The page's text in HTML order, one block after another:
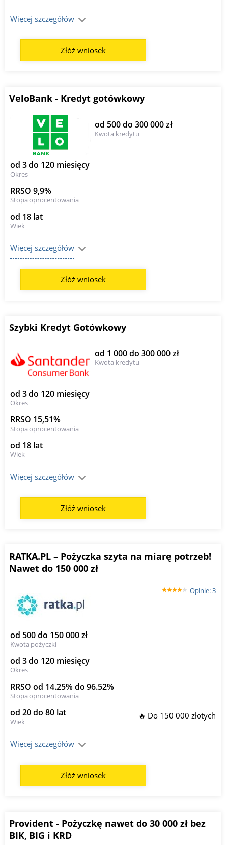
Więcej szczegółów
Złóż wniosek
VeloBank - Kredyt gotówkowy
od 500 do 300 000 zł
Kwota kredytu
od 3 do 120 miesięcy
Okres
RRSO 9,9%
Stopa oprocentowania
od 18 lat
Wiek
Więcej szczegółów
Złóż wniosek
Szybki Kredyt Gotówkowy
od 1 000 do 300 000 zł
Kwota kredytu
od 3 do 120 miesięcy
Okres
RRSO 15,51%
Stopa oprocentowania
od 18 lat
Wiek
Więcej szczegółów
Złóż wniosek
RATKA.PL – Pożyczka szyta na miarę potrzeb!
Nawet do 150 000 zł
Opinie: 3
od 500 do 150 000 zł
Kwota pożyczki
od 3 do 120 miesięcy
Okres
RRSO od 14.25% do 96.52%
Stopa oprocentowania
od 20 do 80 lat
Wiek
🔥 Do 150 000 złotych
Więcej szczegółów
Złóż wniosek
Provident - Pożyczkę nawet do 30 000 zł bez
BIK, BIG i KRD